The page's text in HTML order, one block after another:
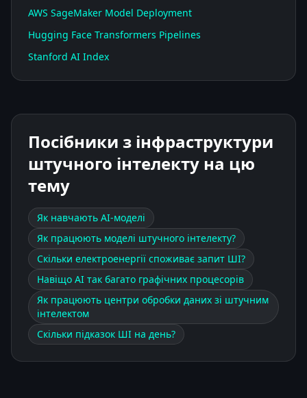
AWS SageMaker Model Deployment
Hugging Face Transformers Pipelines
Stanford AI Index
Посібники з інфраструктури
штучного інтелекту на цю
тему
Як навчають АІ-моделі
Як працюють моделі штучного інтелекту?
Скільки електроенергії споживає запит ШІ?
Навіщо АІ так багато графічних процесорів
Як працюють центри обробки даних зі штучним
інтелектом
Скільки підказок ШІ на день?